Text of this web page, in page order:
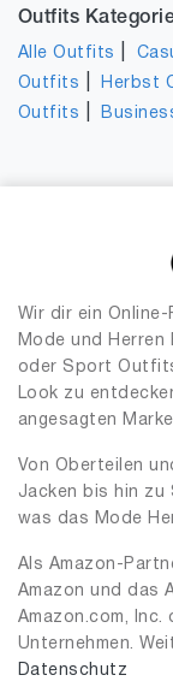
Outfits
Alle Outfits
Outfits
Herbst
Outfits
Wir dir ein
Mode und Herren
oder Sport
Look zu
angesagten
Von Oberteilen
Jacken bis hin zu
was das Mode
Als Amazon-
Amazon und das
Amazon.com, Inc.
Unternehmen.
Datenschutz